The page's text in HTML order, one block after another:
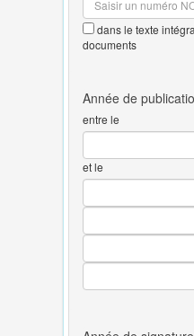
dans le texte
documents
entre le
et le